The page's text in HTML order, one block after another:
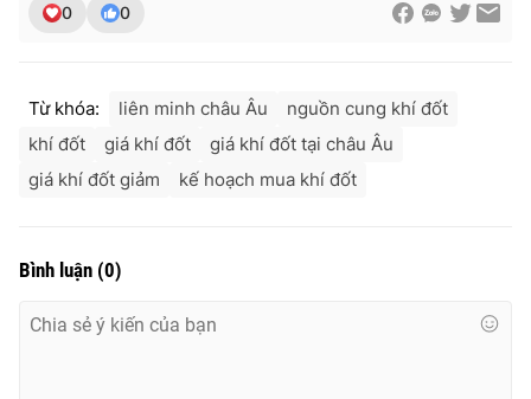
0 0
Từ khóa: liên minh châu Âu
nguồn cung khí đốt
khí đốt
giá khí đốt
giá khí đốt tại châu Âu
giá khí đốt giảm
kế hoạch mua khí đốt
Bình luận (0)